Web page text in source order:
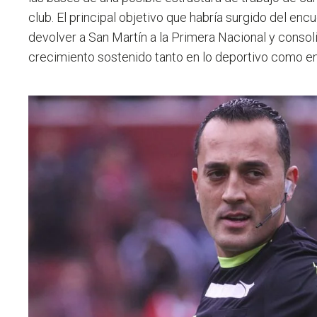
club. El principal objetivo que habría surgido del
devolver a San Martín a la Primera Nacional y
crecimiento sostenido tanto en lo deportivo como